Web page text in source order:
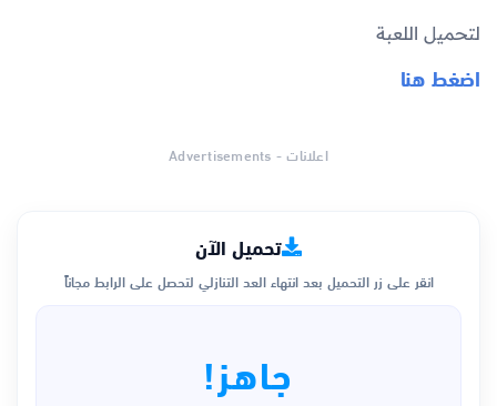
لتحميل اللعبة
اضغط هنا
اعلانات - Advertisements
تحميل الآن
انقر على زر التحميل بعد انتهاء العد التنازلي لتحصل على الرابط مجاناً
جاهز!